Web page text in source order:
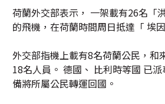
荷蘭外交部表示， 一架載有26名「
的飛機，在荷蘭時間周日抵達「 埃
外交部指機上載有8名荷蘭公民，和
18名人員。 德國、 比利時等國 已
備將所屬公民轉運回國。